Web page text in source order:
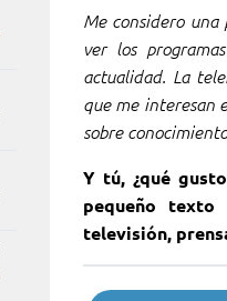
Me considero
ver los
actualidad. La
que me interesan
sobre
Y tú, ¿qué
pequeño
televisión,